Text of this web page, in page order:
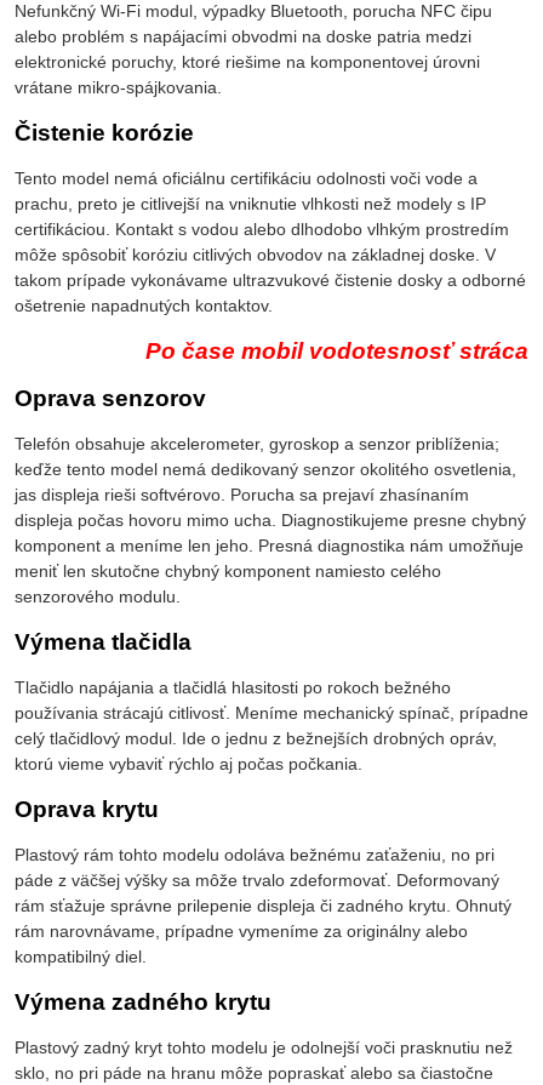
Nefunkčný Wi-Fi modul, výpadky Bluetooth, porucha NFC čipu
alebo problém s napájacími obvodmi na doske patria medzi
elektronické poruchy, ktoré riešime na komponentovej úrovni
vrátane mikro-spájkovania.
Čistenie korózie
Tento model nemá oficiálnu certifikáciu odolnosti voči vode a
prachu, preto je citlivejší na vniknutie vlhkosti než modely s IP
certifikáciou. Kontakt s vodou alebo dlhodobo vlhkým prostredím
môže spôsobiť koróziu citlivých obvodov na základnej doske. V
takom prípade vykonávame ultrazvukové čistenie dosky a odborné
ošetrenie napadnutých kontaktov.
Po čase mobil vodotesnosť stráca
Oprava senzorov
Telefón obsahuje akcelerometer, gyroskop a senzor priblíženia;
keďže tento model nemá dedikovaný senzor okolitého osvetlenia,
jas displeja rieši softvérovo. Porucha sa prejaví zhasínaním
displeja počas hovoru mimo ucha. Diagnostikujeme presne chybný
komponent a meníme len jeho. Presná diagnostika nám umožňuje
meniť len skutočne chybný komponent namiesto celého
senzorového modulu.
Výmena tlačidla
Tlačidlo napájania a tlačidlá hlasitosti po rokoch bežného
používania strácajú citlivosť. Meníme mechanický spínač, prípadne
celý tlačidlový modul. Ide o jednu z bežnejších drobných opráv,
ktorú vieme vybaviť rýchlo aj počas počkania.
Oprava krytu
Plastový rám tohto modelu odoláva bežnému zaťaženiu, no pri
páde z väčšej výšky sa môže trvalo zdeformovať. Deformovaný
rám sťažuje správne prilepenie displeja či zadného krytu. Ohnutý
rám narovnávame, prípadne vymeníme za originálny alebo
kompatibilný diel.
Výmena zadného krytu
Plastový zadný kryt tohto modelu je odolnejší voči prasknutiu než
sklo, no pri páde na hranu môže popraskať alebo sa čiastočne